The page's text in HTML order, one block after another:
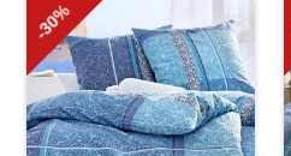
-30%